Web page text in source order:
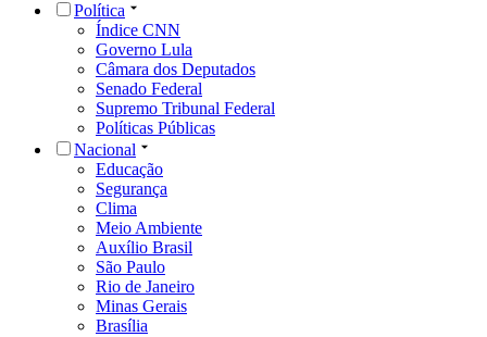
Política
Índice CNN
Governo Lula
Câmara dos Deputados
Senado Federal
Supremo Tribunal Federal
Políticas Públicas
Nacional
Educação
Segurança
Clima
Meio Ambiente
Auxílio Brasil
São Paulo
Rio de Janeiro
Minas Gerais
Brasília